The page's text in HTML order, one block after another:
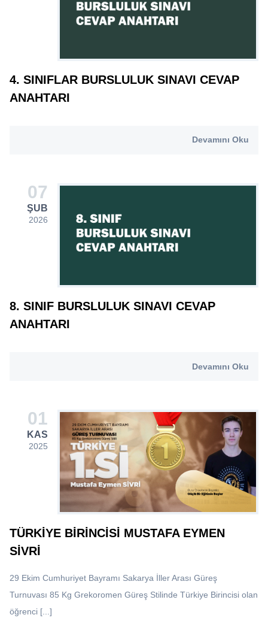
4. SINIFLAR BURSLULUK SINAVI CEVAP
ANAHTARI
Devamını Oku
07
ŞUB
2026
8. SINIF BURSLULUK SINAVI CEVAP
ANAHTARI
Devamını Oku
01
KAS
2025
TÜRKIYE BIRINCISI MUSTAFA EYMEN
SİVRİ
29 Ekim Cumhuriyet Bayramı Sakarya İller Arası Güreş
Turnuvası 85 Kg Grekoromen Güreş Stilinde Türkiye Birincisi olan
öğrenci [...]